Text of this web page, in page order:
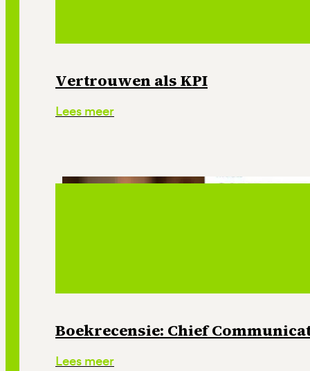
Vertrouwen als KPI
Lees meer
Boekrecensie: Chief
Lees meer